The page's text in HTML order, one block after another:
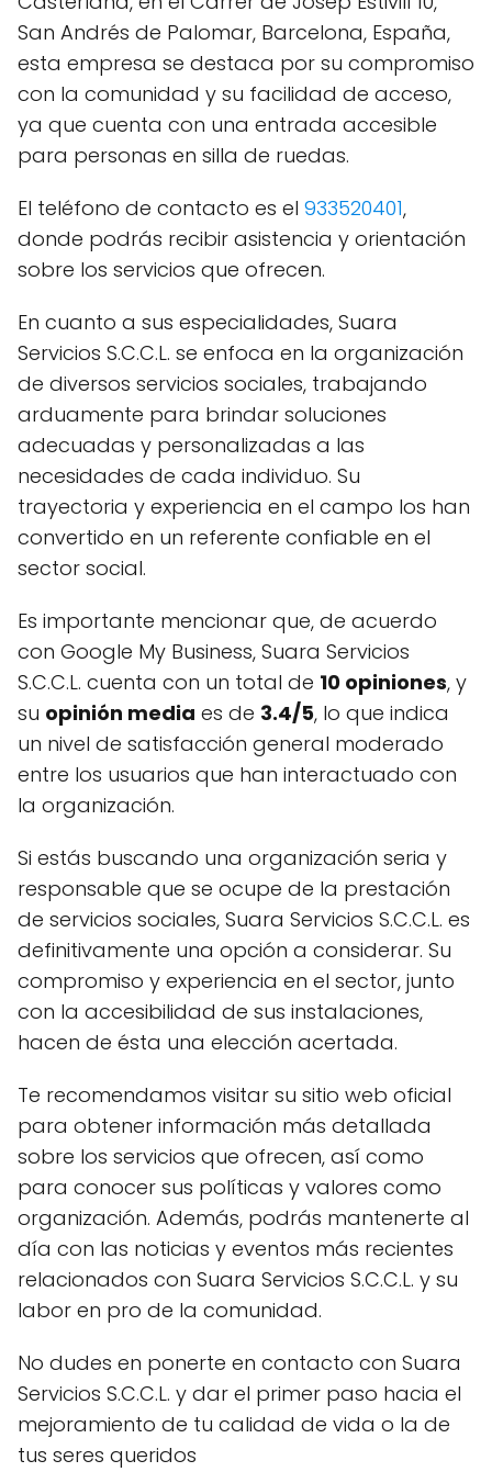
San Andrés de Palomar, Barcelona, España,
esta empresa se destaca por su compromiso
con la comunidad y su facilidad de acceso,
ya que cuenta con una entrada accesible
para personas en silla de ruedas.
El teléfono de contacto es el 933520401,
donde podrás recibir asistencia y orientación
sobre los servicios que ofrecen.
En cuanto a sus especialidades, Suara
Servicios S.C.C.L. se enfoca en la organización
de diversos servicios sociales, trabajando
arduamente para brindar soluciones
adecuadas y personalizadas a las
necesidades de cada individuo. Su
trayectoria y experiencia en el campo los han
convertido en un referente confiable en el
sector social.
Es importante mencionar que, de acuerdo
con Google My Business, Suara Servicios
S.C.C.L. cuenta con un total de 10 opiniones, y
su opinión media es de 3.4/5, lo que indica
un nivel de satisfacción general moderado
entre los usuarios que han interactuado con
la organización.
Si estás buscando una organización seria y
responsable que se ocupe de la prestación
de servicios sociales, Suara Servicios S.C.C.L. es
definitivamente una opción a considerar. Su
compromiso y experiencia en el sector, junto
con la accesibilidad de sus instalaciones,
hacen de ésta una elección acertada.
Te recomendamos visitar su sitio web oficial
para obtener información más detallada
sobre los servicios que ofrecen, así como
para conocer sus políticas y valores como
organización. Además, podrás mantenerte al
día con las noticias y eventos más recientes
relacionados con Suara Servicios S.C.C.L. y su
labor en pro de la comunidad.
No dudes en ponerte en contacto con Suara
Servicios S.C.C.L. y dar el primer paso hacia el
mejoramiento de tu calidad de vida o la de
tus seres queridos